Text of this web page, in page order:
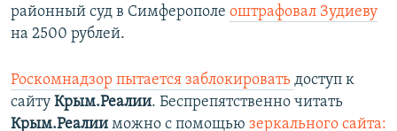
районный суд в Симферополе оштрафовал Зудиеву
на 2500 рублей.
Роскомнадзор пытается заблокировать доступ к
сайту Крым.Реалии. Беспрепятственно читать
Крым.Реалии можно с помощью зеркального сайта: